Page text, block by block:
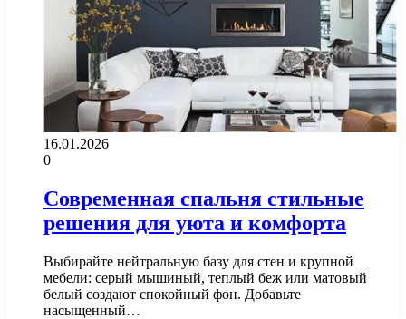
16.01.2026
0
Современная спальня стильные
решения для уюта и комфорта
Выбирайте нейтральную базу для стен и крупной
мебели: серый мышиный, теплый беж или матовый
белый создают спокойный фон. Добавьте
насыщенный…